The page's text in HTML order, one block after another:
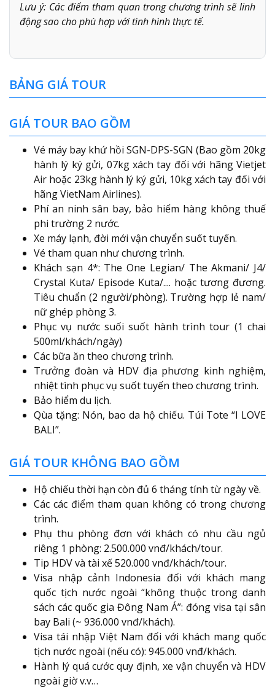
Lưu ý: Các điểm tham quan trong chương trình sẽ linh
động sao cho phù hợp với tình hình thực tế.
BẢNG GIÁ TOUR
GIÁ TOUR BAO GỒM
Vé máy bay khứ hồi SGN-DPS-SGN (Bao gồm 20kg
hành lý ký gửi, 07kg xách tay đối với hãng Vietjet
Air hoặc 23kg hành lý ký gửi, 10kg xách tay đối với
hãng VietNam Airlines).
Phí an ninh sân bay, bảo hiểm hàng không thuế
phi trường 2 nước.
Xe máy lạnh, đời mới vận chuyển suốt tuyến.
Vé tham quan như chương trình.
Khách sạn 4*: The One Legian/ The Akmani/ J4/
Crystal Kuta/ Episode Kuta/.... hoặc tương đương.
Tiêu chuẩn (2 người/phòng). Trường hợp lẻ nam/
nữ ghép phòng 3.
Phục vụ nước suối suốt hành trình tour (1 chai
500ml/khách/ngày)
Các bữa ăn theo chương trình.
Trưởng đoàn và HDV địa phương kinh nghiệm,
nhiệt tình phục vụ suốt tuyến theo chương trình.
Bảo hiểm du lịch.
Qùa tặng: Nón, bao da hộ chiếu. Túi Tote “I LOVE
BALI”.
GIÁ TOUR KHÔNG BAO GỒM
Hộ chiếu thời hạn còn đủ 6 tháng tính từ ngày về.
Các các điểm tham quan không có trong chương
trình.
Phụ thu phòng đơn với khách có nhu cầu ngủ
riêng 1 phòng: 2.500.000 vnđ/khách/tour.
Tip HDV và tài xế 520.000 vnđ/khách/tour.
Visa nhập cảnh Indonesia đối với khách mang
quốc tịch nước ngoài “không thuộc trong danh
sách các quốc gia Đông Nam Á”: đóng visa tại sân
bay Bali (~ 936.000 vnđ/khách).
Visa tái nhập Việt Nam đối với khách mang quốc
tịch nước ngoài (nếu có): 945.000 vnđ/khách.
Hành lý quá cước quy định, xe vận chuyển và HDV
ngoài giờ v.v…